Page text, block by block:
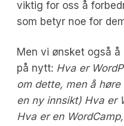
viktig for oss å
som betyr noe for
Men vi ønsket også
på nytt: Hva er
om dette, men å
en ny innsikt) Hva er
Hva er en